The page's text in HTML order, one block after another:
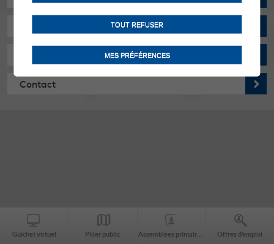
Horaires d'ouverture
Contact
Guichet virtuel Pilier public Offres d’emploi
TOUT REFUSER
MES PRÉFÉRENCES